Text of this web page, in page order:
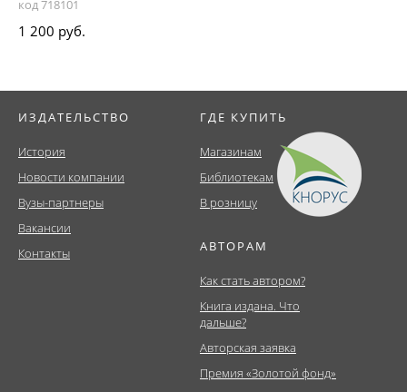
код 718101
1 200 руб.
ИЗДАТЕЛЬСТВО
История
Новости компании
Вузы-партнеры
Вакансии
Контакты
ГДЕ КУПИТЬ
Магазинам
Библиотекам
В розницу
АВТОРАМ
Как стать автором?
Книга издана. Что
дальше?
Авторская заявка
Премия «Золотой фонд»